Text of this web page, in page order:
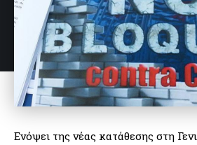
Ενόψει της νέας κατάθεσης στη